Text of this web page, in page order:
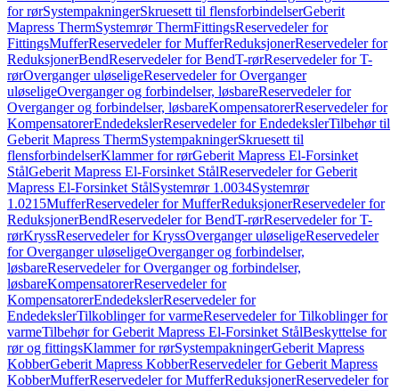
for rørSystempakningerSkruesett til flensforbindelserGeberit
Mapress ThermSystemrør ThermFittingsReservedeler for
FittingsMufferReservedeler for MufferReduksjonerReservedeler for
ReduksjonerBendReservedeler for BendT-rørReservedeler for T-
rørOverganger uløseligeReservedeler for Overganger
uløseligeOverganger og forbindelser, løsbareReservedeler for
Overganger og forbindelser, løsbareKompensatorerReservedeler for
KompensatorerEndedekslerReservedeler for EndedekslerTilbehør til
Geberit Mapress ThermSystempakningerSkruesett til
flensforbindelserKlammer for rørGeberit Mapress El-Forsinket
StålGeberit Mapress El-Forsinket StålReservedeler for Geberit
Mapress El-Forsinket StålSystemrør 1.0034Systemrør
1.0215MufferReservedeler for MufferReduksjonerReservedeler for
ReduksjonerBendReservedeler for BendT-rørReservedeler for T-
rørKryssReservedeler for KryssOverganger uløseligeReservedeler
for Overganger uløseligeOverganger og forbindelser,
løsbareReservedeler for Overganger og forbindelser,
løsbareKompensatorerReservedeler for
KompensatorerEndedekslerReservedeler for
EndedekslerTilkoblinger for varmeReservedeler for Tilkoblinger for
varmeTilbehør for Geberit Mapress El-Forsinket StålBeskyttelse for
rør og fittingsKlammer for rørSystempakningerGeberit Mapress
KobberGeberit Mapress KobberReservedeler for Geberit Mapress
KobberMufferReservedeler for MufferReduksjonerReservedeler for